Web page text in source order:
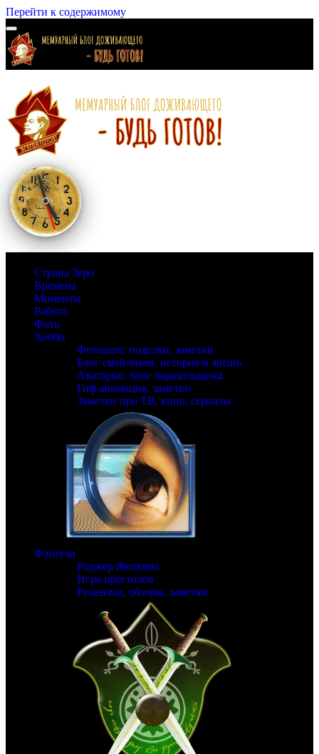
Перейти к содержимому
Страна Зеро
Времена
Моменты
Работа
Фото
Хобби
Фотошоп: поделки, заметки
Блог смайликов, история и жизнь
Аватарки: блог барахольщика
Гиф анимация, заметки
Заметки про ТВ, кино, сериалы
Фэнтези
Роджер Желязны
Игра престолов
Рецензии, обзоры, заметки